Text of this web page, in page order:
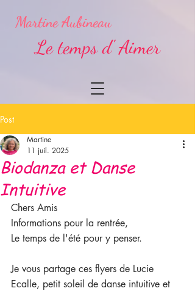
Martine Aubineau
Le temps d' Aimer
Post
Biodanza et Danse
Intuitive
Martine
11 juil. 2025
Chers Amis
Informations pour la rentrée,
Le temps de l'été pour y penser.
Je vous partage ces flyers de Lucie
Ecalle, petit soleil de danse intuitive et